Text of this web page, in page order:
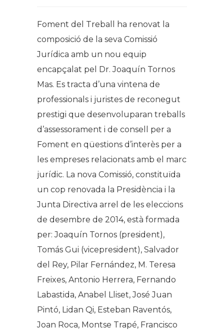
Foment del Treball ha renovat la
composició de la seva Comissió
Jurídica amb un nou equip
encapçalat pel Dr. Joaquín Tornos
Mas. Es tracta d’una vintena de
professionals i juristes de reconegut
prestigi que desenvoluparan treballs
d’assessorament i de consell per a
Foment en qüestions d’interès per a
les empreses relacionats amb el marc
jurídic. La nova Comissió, constituïda
un cop renovada la Presidència i la
Junta Directiva arrel de les eleccions
de desembre de 2014, està formada
per: Joaquín Tornos (president),
Tomás Gui (vicepresident), Salvador
del Rey, Pilar Fernández, M. Teresa
Freixes, Antonio Herrera, Fernando
Labastida, Anabel Lliset, José Juan
Pintó, Lidan Qi, Esteban Raventós,
Joan Roca, Montse Trapé, Francisco